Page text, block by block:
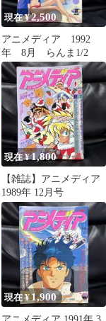
W/Poster&File
現在 ¥2,500
アニメディア 1992
年 8月 らんま1/2
現在 ¥1,800
【雑誌】アニメディア
1989年 12月号
現在 ¥1,900
アニメディア 1991年 3